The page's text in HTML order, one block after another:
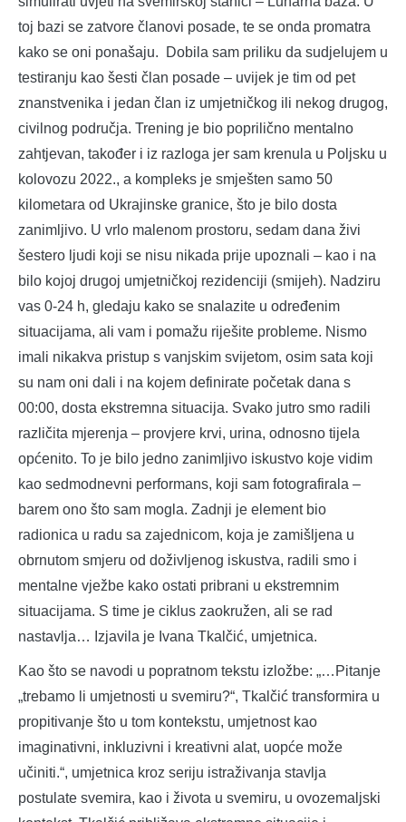
toj bazi se zatvore članovi posade, te se onda promatra
kako se oni ponašaju. Dobila sam priliku da sudjelujem u
testiranju kao šesti član posade – uvijek je tim od pet
znanstvenika i jedan član iz umjetničkog ili nekog drugog,
civilnog područja. Trening je bio poprilično mentalno
zahtjevan, također i iz razloga jer sam krenula u Poljsku u
kolovozu 2022., a kompleks je smješten samo 50
kilometara od Ukrajinske granice, što je bilo dosta
zanimljivo. U vrlo malenom prostoru, sedam dana živi
šestero ljudi koji se nisu nikada prije upoznali – kao i na
bilo kojoj drugoj umjetničkoj rezidenciji (smijeh). Nadziru
vas 0-24 h, gledaju kako se snalazite u određenim
situacijama, ali vam i pomažu riješite probleme. Nismo
imali nikakva pristup s vanjskim svijetom, osim sata koji
su nam oni dali i na kojem definirate početak dana s
00:00, dosta ekstremna situacija. Svako jutro smo radili
različita mjerenja – provjere krvi, urina, odnosno tijela
općenito. To je bilo jedno zanimljivo iskustvo koje vidim
kao sedmodnevni performans, koji sam fotografirala –
barem ono što sam mogla. Zadnji je element bio
radionica u radu sa zajednicom, koja je zamišljena u
obrnutom smjeru od doživljenog iskustva, radili smo i
mentalne vježbe kako ostati pribrani u ekstremnim
situacijama. S time je ciklus zaokružen, ali se rad
nastavlja… Izjavila je Ivana Tkalčić, umjetnica.
Kao što se navodi u popratnom tekstu izložbe: „…Pitanje
„trebamo li umjetnosti u svemiru?“, Tkalčić transformira u
propitivanje što u tom kontekstu, umjetnost kao
imaginativni, inkluzivni i kreativni alat, uopće može
učiniti.“, umjetnica kroz seriju istraživanja stavlja
postulate svemira, kao i života u svemiru, u ovozemaljski